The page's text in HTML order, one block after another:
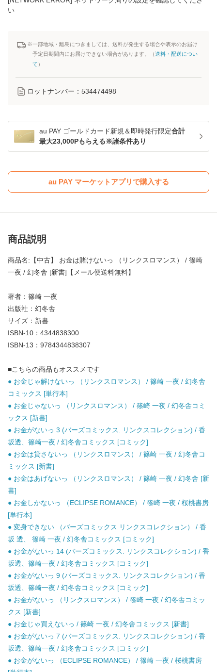
い
※一部地域・離島につきましては、送料が発生する場合や表示のお届け
予定日期間内にお届けできない場合があります。（送料・配送につい
て ）
ロットナンバー： 534474498
au PAY ゴールドカード新規＆即時発行限定合計
最大23,000Pもらえる※諸条件あり
au PAY マーケットアプリで購入する
商品説明
商品名:【中古】 お金は賭けないっ （リンクスロマンス） / 篠崎
一夜 / 幻冬舎 [新書]【メール便送料無料】
著者：篠崎 一夜
出版社：幻冬舎
サイズ：新書
ISBN-10：4344838300
ISBN-13：9784344838307
■こちらの商品もオススメです
● お金じゃ解けないっ （リンクスロマンス） / 篠崎 一夜 / 幻冬舎
コミックス [単行本]
● お金じゃないっ （リンクスロマンス） / 篠崎 一夜 / 幻冬舎コミ
ックス [新書]
● お金がないっ 3 (バーズコミックス. リンクスコレクション) / 香
坂透、篠崎一夜 / 幻冬舎コミックス [コミック]
● お金は貸さないっ （リンクスロマンス） / 篠崎 一夜 / 幻冬舎コ
ミックス [新書]
● お金はあげないっ （リンクスロマンス） / 篠崎 一夜 / 幻冬舎 [新
書]
● お金しかないっ （ECLIPSE ROMANCE） / 篠崎 一夜 / 桜桃書房
[単行本]
● 変身できない （バーズコミックス リンクスコレクション） / 香
坂 透、 篠崎 一夜 / 幻冬舎コミックス [コミック]
● お金がないっ 14 (バーズコミックス. リンクスコレクション) / 香
坂透、篠崎一夜 / 幻冬舎コミックス [コミック]
● お金がないっ 9 (バーズコミックス. リンクスコレクション) / 香
坂透、篠崎一夜 / 幻冬舎コミックス [コミック]
● お金がないっ （リンクスロマンス） / 篠崎 一夜 / 幻冬舎コミッ
クス [新書]
● お金じゃ買えないっ / 篠崎 一夜 / 幻冬舎コミックス [新書]
● お金がないっ 7 (バーズコミックス. リンクスコレクション) / 香
坂透、篠崎一夜 / 幻冬舎コミックス [コミック]
● お金がないっ （ECLIPSE ROMANCE） / 篠崎 一夜 / 桜桃書房